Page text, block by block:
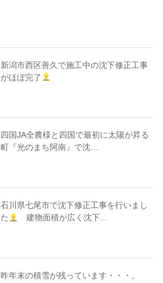
新潟市西区善久で施工中の沈下修正工事
がほぼ完了
四国JA全農様と四国で最初に太陽が昇る
町『光のまち阿南』で沈…
石川県七尾市で沈下修正工事を行いまし
た
建物面積が広く沈下…
昨年末の積雪が残っています・・・。